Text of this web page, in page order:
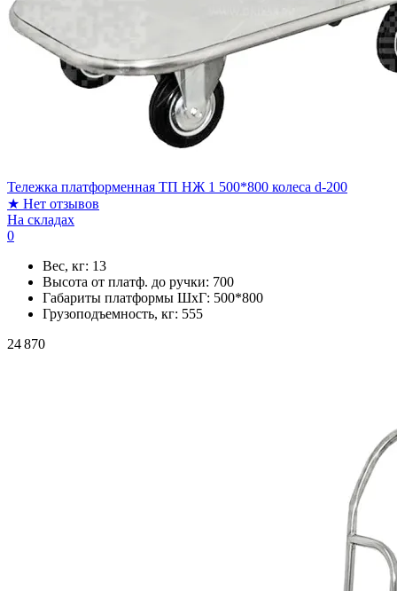
Тележка платформенная ТП НЖ 1 500*800 колеса d-200
★ Нет отзывов
На складах
0
Вес, кг: 13
Высота от платф. до ручки: 700
Габариты платформы ШxГ: 500*800
Грузоподъемность, кг: 555
24 870